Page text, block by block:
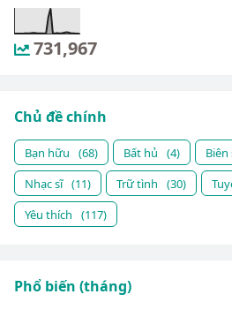
731,967
Chủ đề chính
Bạn hữu (68) Bất hủ (4) Biên
Nhạc sĩ (11) Trữ tình (30)
Yêu thích
(117)
Phổ biến (tháng)